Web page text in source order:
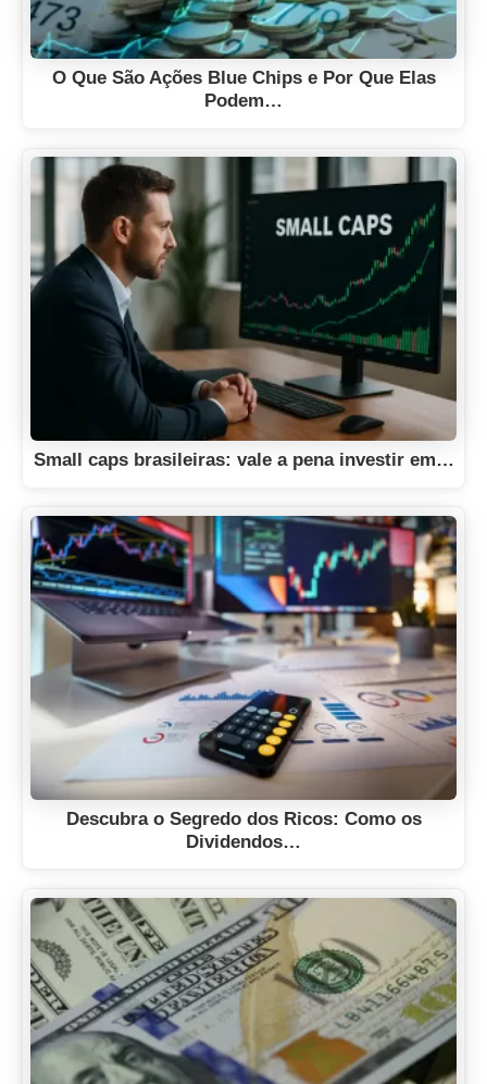
O Que São Ações Blue Chips e Por Que Elas
Podem…
Small caps brasileiras: vale a pena investir em…
Descubra o Segredo dos Ricos: Como os
Dividendos…